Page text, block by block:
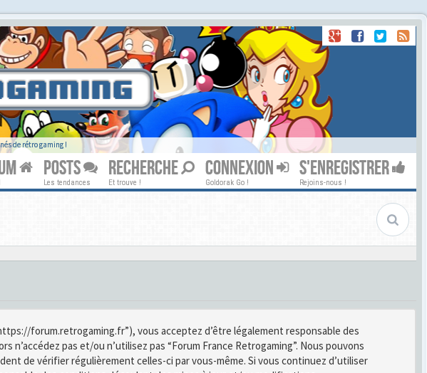
de rétro gaming !
POSTS
Les tendances
RECHERCHE
Et trouve !
CONNEXION
Goldorak Go !
S'ENREGISTRER
Rejoins-nous !
forum.retrogaming.fr”), vous acceptez d’être légalement responsable des
pas et/ou n’utilisez pas “Forum France Retrogaming”. Nous pouvons
de vérifier régulièrement celles-ci par vous-même. Si vous continuez d’utiliser